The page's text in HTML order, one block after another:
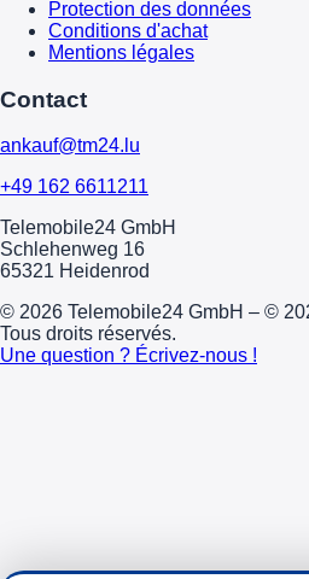
Protection des données
Conditions d'achat
Mentions légales
Contact
ankauf@tm24.lu
+49 162 6611211
Telemobile24 GmbH
Schlehenweg 16
65321 Heidenrod
© 2026 Telemobile24 GmbH – ©
Tous droits réservés.
Une question ? Écrivez-nous !